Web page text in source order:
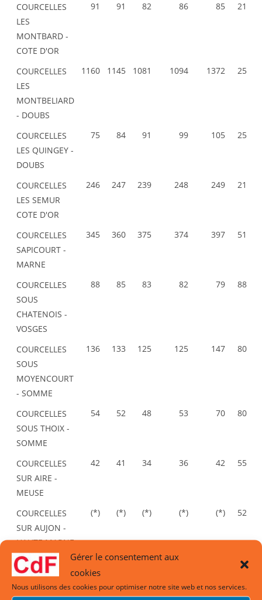
Gérer le consentement aux
cookies
Nous utilisons des cookies pour optimiser notre site web et nos services.
COURCELLES
LES
MONTBARD -
COTE D'OR
91 91 82 86 85 21
COURCELLES
LES
MONTBELIARD
- DOUBS
1160 1145 1081 1094 1372 25
COURCELLES
LES QUINGEY -
DOUBS
75 84 91 99 105 25
COURCELLES
LES SEMUR
COTE D'OR
246 247 239 248 249 21
COURCELLES
SAPICOURT -
MARNE
345 360 375 374 397 51
COURCELLES
SOUS
CHATENOIS -
VOSGES
88 85 83 82 79 88
COURCELLES
SOUS
MOYENCOURT
- SOMME
136 133 125 125 147 80
COURCELLES
SOUS THOIX -
SOMME
54 52 48 53 70 80
COURCELLES
SUR AIRE -
MEUSE
42 41 34 36 42 55
COURCELLES
SUR AUJON -
HAUTE MARNE
Devenue
Saint-Loup-
sur-Aujon
(*) (*) (*) (*) (*) 52